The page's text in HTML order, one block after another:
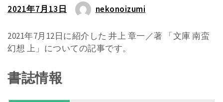
2021年7月13日 nekonoizumi
2021年7月12日に紹介した 井上 章一／著 「文庫 南蛮
幻想 上」についての記事です。
書誌情報